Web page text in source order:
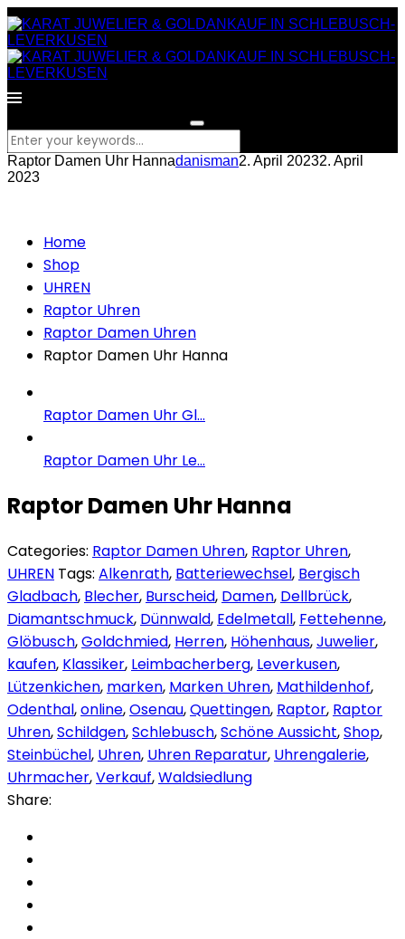
Raptor Damen Uhr Hannadanisman2. April 20232. April
2023
Home
Shop
UHREN
Raptor Uhren
Raptor Damen Uhren
Raptor Damen Uhr Hanna
Raptor Damen Uhr Gl...
Raptor Damen Uhr Le...
Raptor Damen Uhr Hanna
Categories: Raptor Damen Uhren, Raptor Uhren,
UHREN Tags: Alkenrath, Batteriewechsel, Bergisch
Gladbach, Blecher, Burscheid, Damen, Dellbrück,
Diamantschmuck, Dünnwald, Edelmetall, Fettehenne,
Glöbusch,Goldchmied, Herren, Höhenhaus,Juwelier,
kaufen, Klassiker, Leimbacherberg, Leverkusen,
Lützenkichen, marken, Marken Uhren, Mathildenhof,
Odenthal,online,Osenau,Quettingen, Raptor, Raptor
Uhren,Schildgen,Schlebusch,Schöne Aussicht,Shop,
Steinbüchel, Uhren, Uhren Reparatur, Uhrengalerie,
Uhrmacher,Verkauf,Waldsiedlung
Share: